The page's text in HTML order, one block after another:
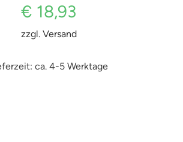
€ 18,93
zzgl. Versand
ca. 4-5 Werktage